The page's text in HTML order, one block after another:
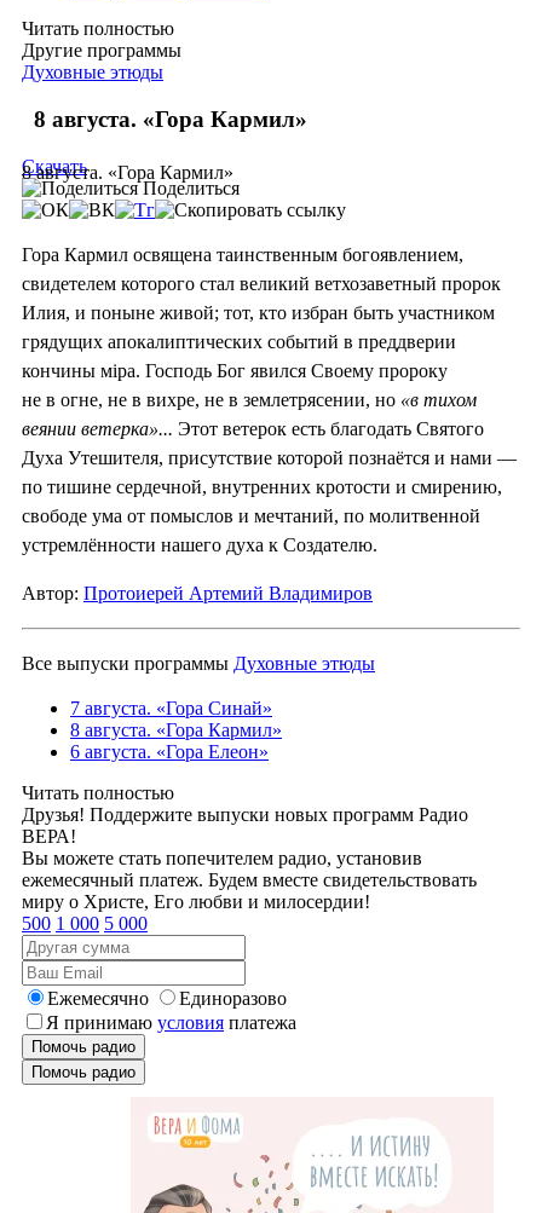
Читать полностью
Другие программы
Духовные этюды
8 августа. «Гора Кармил»
8 августа. «Гора Кармил»
Скачать
Поделиться
Гора Кармил освящена таинственным богоявлением,
свидетелем которого стал великий ветхозаветный пророк
Илия, и поныне живой; тот, кто избран быть участником
грядущих апокалиптических событий в преддверии
кончины мiра. Господь Бог явился Своему пророку
не в огне, не в вихре, не в землетрясении, но «в тихом
веянии ветерка»... Этот ветерок есть благодать Святого
Духа Утешителя, присутствие которой познаётся и нами —
по тишине сердечной, внутренних кротости и смирению,
свободе ума от помыслов и мечтаний, по молитвенной
устремлённости нашего духа к Создателю.
Автор: Протоиерей Артемий Владимиров
Все выпуски программы Духовные этюды
7 августа. «Гора Синай»
8 августа. «Гора Кармил»
6 августа. «Гора Елеон»
Читать полностью
Друзья! Поддержите выпуски новых программ Радио
ВЕРА!
Вы можете стать попечителем радио, установив
ежемесячный платеж. Будем вместе свидетельствовать
миру о Христе, Его любви и милосердии!
500 1 000 5 000
Ежемесячно
Единоразово
Я принимаю условия платежа
Помочь радио
Помочь радио